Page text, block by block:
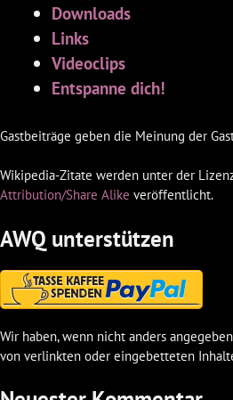
Downloads
Links
Videoclips
Entspanne dich!
Gastbeiträge geben die Meinung der
Wikipedia-Zitate werden unter der
Attribution/Share Alike veröffentlicht.
AWQ unterstützen
Wir haben, wenn nicht anders
von verlinkten oder eingebetteten